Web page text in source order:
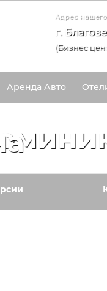
Адрес
г.
(Бизнес
Аренда Авто